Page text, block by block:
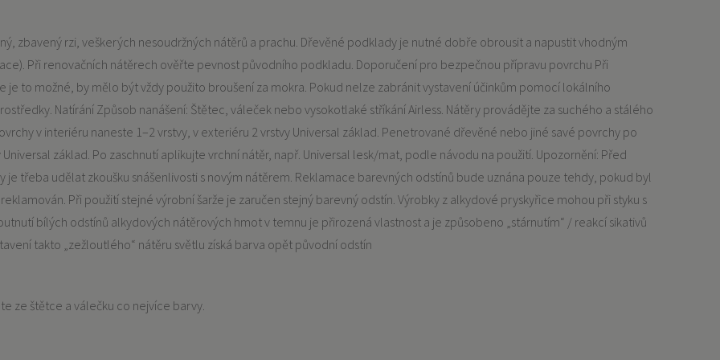
zbavený rzi, veškerých nesoudržných nátěrů a prachu. Dřevěné podklady je nutné dobře obrousit a napustit vhodným
Při renovačních nátěrech ověřte pevnost původního podkladu. Doporučení pro bezpečnou přípravu povrchu Při
je to možné, by mělo být vždy použito broušení za mokra. Pokud nelze zabránit vystavení účinkům pomocí lokálního
Natírání Způsob nanášení: Štětec, váleček nebo vysokotlaké stříkání Airless. Nátěry provádějte za suchého a stálého
v interiéru naneste 1–2 vrstvy, v exteriéru 2 vrstvy Universal základ. Penetrované dřevěné nebo jiné savé povrchy po
základ. Po zaschnutí aplikujte vrchní nátěr, např. Universal lesk/mat, podle návodu na použití. Upozornění: Před
třeba udělat zkoušku snášenlivosti s novým nátěrem. Reklamace barevných odstínů bude uznána pouze tehdy, pokud byl
Při použití stejné výrobní šarže je zaručen stejný barevný odstín. Výrobky z alkydové pryskyřice mohou při styku s
bílých odstínů alkydových nátěrových hmot v temnu je přirozená vlastnost a je způsobeno „stárnutím“ / reakcí sikativů
takto „zežloutlého“ nátěru světlu získá barva opět původní odstín
ze štětce a válečku co nejvíce barvy.